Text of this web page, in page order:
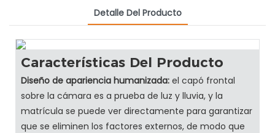
Detalle Del Producto
Características Del Producto
Diseño de apariencia humanizada:el capó frontal
sobre la cámara es a prueba de luz y lluvia, y la
matrícula se puede ver directamente para garantizar
que se eliminen los factores externos, de modo que